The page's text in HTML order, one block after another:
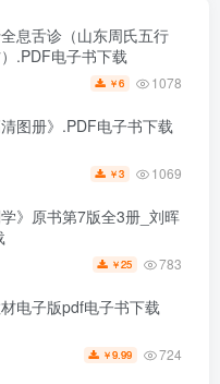
息舌诊（山东周氏五行
.PDF电子书下载
￥6 1078
图册》.PDF电子书下载
￥3 1069
学》原书第7版全3册_刘晖
￥25 783
电子版pdf电子书下载
￥9.99 724